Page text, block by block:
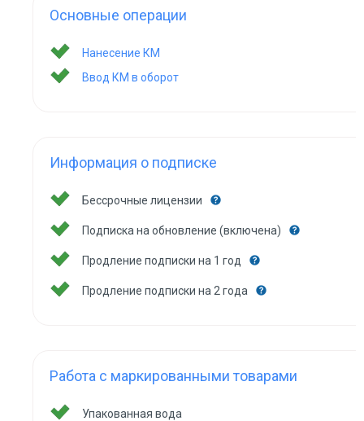
Основные операции
Нанесение КМ
Ввод КМ в оборот
Информация о подписке
Бессрочные лицензии
Подписка на обновление (включена)
Продление подписки на 1 год
Продление подписки на 2 года
Работа с маркированными товарами
Упакованная вода